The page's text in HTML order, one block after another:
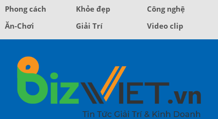
Phong cách
Khỏe đẹp
Công nghệ
Ăn-Chơi
Giải Trí Video clip